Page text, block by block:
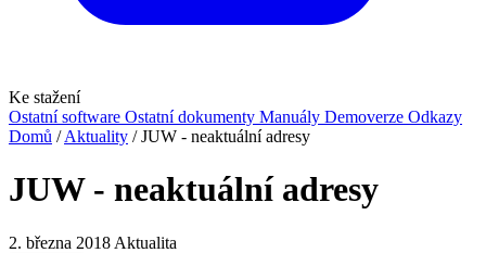
Ke stažení
Ostatní software Ostatní dokumenty Manuály Demoverze Odkazy
Domů / Aktuality / JUW - neaktuální adresy
JUW - neaktuální adresy
2. března 2018 Aktualita